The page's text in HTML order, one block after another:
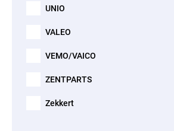
UNIO
VALEO
VEMO/VAICO
ZENTPARTS
Zekkert